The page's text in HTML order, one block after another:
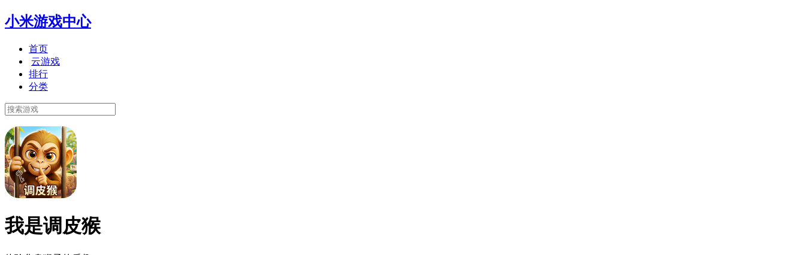
小米游戏中心
首页
云游戏
排行
分类
我是调皮猴